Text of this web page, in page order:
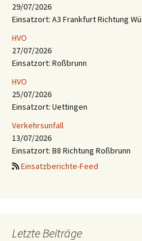
29/07/2026
Einsatzort: A3 Frankfurt Richtung
HVO
27/07/2026
Einsatzort: Roßbrunn
HVO
25/07/2026
Einsatzort: Uettingen
Verkehrsunfall
13/07/2026
Einsatzort: B8 Richtung Roßbrunn
Einsatzberichte-Feed
Letzte Beiträge